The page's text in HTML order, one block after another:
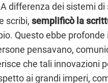
differenza dei sistemi
scribi, semplificò la
Questo ebbe
pensavano,
che tali innovazioni
ai grandi imperi,